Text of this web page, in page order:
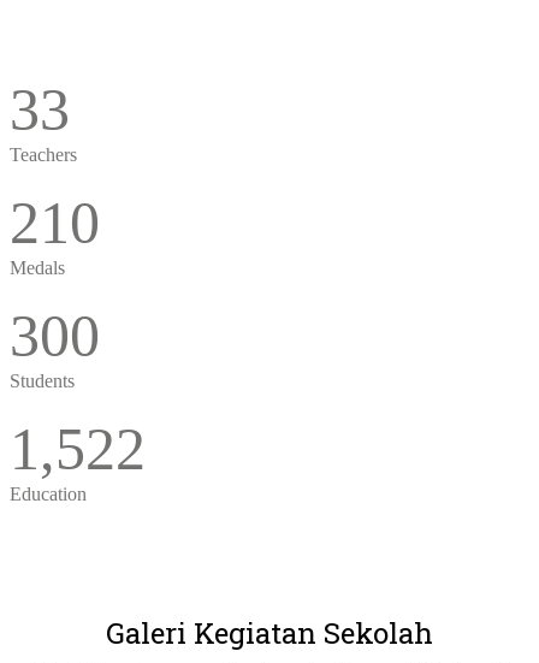
33
Teachers
210
Medals
300
Students
1,522
Education
Galeri Kegiatan Sekolah